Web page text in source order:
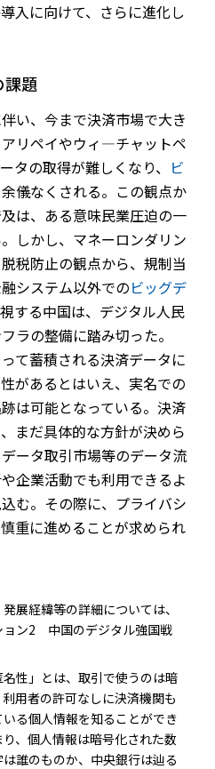
入に向けて、さらに進化し
課題
い、今まで決済市場で大き
リペイやウィ―チャットペ
タの取得が難しくなり、 ビ
儀なくされる。この観点か
は、ある意味民業圧迫の一
しかし、マネーロンダリン
税防止の観点から、規制当
システム以外でのビッグデ
する中国は、デジタル人民
ラの整備に踏み切った。
て蓄積される決済データに
があるとはいえ、実名での
は可能となっている。決済
まだ具体的な方針が決めら
ータ取引市場等のデータ流
企業活動でも利用できるよ
む。その際に、プライバシ
重に進めることが求められ
展経緯等の詳細については、
ョン2 中国のデジタル強国戦
名性」とは、取引で使うのは暗
用者の許可なしに決済機関も
る個人情報を知ることができ
、個人情報は暗号化された数
誰のものか、中央銀行は辿る